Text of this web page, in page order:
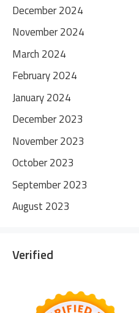
December 2024
November 2024
March 2024
February 2024
January 2024
December 2023
November 2023
October 2023
September 2023
August 2023
Verified